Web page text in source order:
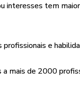
interesses tem
e
mais de 2000